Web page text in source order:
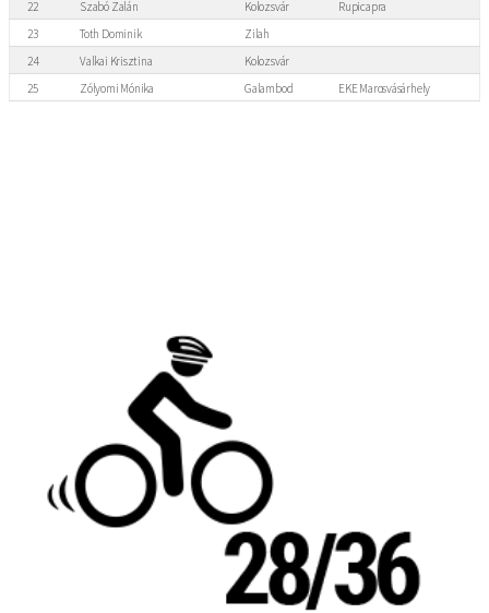
22 Szabó Zalán Kolozsvár
Rupicapra
23
Toth Dominik
Zilah
24
Valkai Krisztina
Kolozsvár
25
Zólyomi Mónika Galambod EKE Marosvásárhely